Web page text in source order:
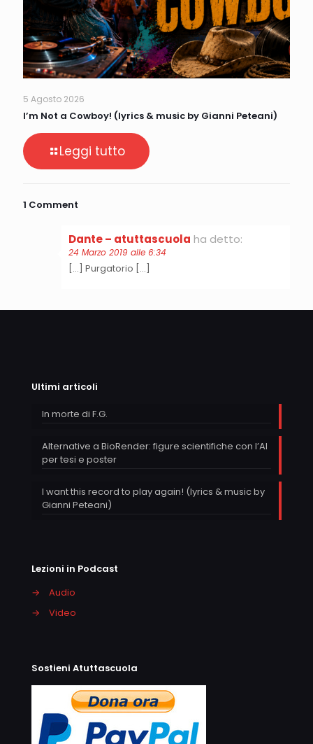
5 Agosto 2026
I’m Not a Cowboy! (lyrics & music by Gianni Peteani)
Leggi tutto
1 Comment
Dante – atuttascuola ha detto:
24 Marzo 2019 alle 6:34
[…] Purgatorio […]
Ultimi articoli
In morte di F.G.
Alternative a BioRender: figure scientifiche con l’AI
per tesi e poster
I want this record to play again! (lyrics & music by
Gianni Peteani)
Lezioni in Podcast
→
Audio
→
Video
Sostieni Atuttascuola